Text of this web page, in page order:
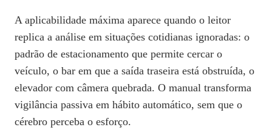
A aplicabilidade máxima aparece quando o leitor
replica a análise em situações cotidianas ignoradas: o
padrão de estacionamento que permite cercar o
veículo, o bar em que a saída traseira está obstruída, o
elevador com câmera quebrada. O manual transforma
vigilância passiva em hábito automático, sem que o
cérebro perceba o esforço.